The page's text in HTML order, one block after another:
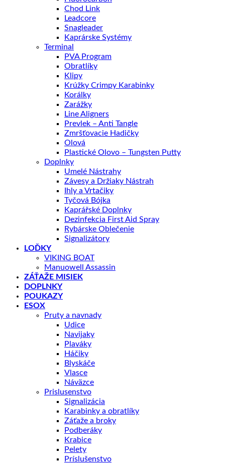
Chod Link
Leadcore
Snagleader
Kaprárske Systémy
Terminal
PVA Program
Obratlíky
Klipy
Krúžky Crimpy Karabinky
Korálky
Zarážky
Line Aligners
Prevlek – Anti Tangle
Zmršťovacie Hadičky
Olová
Plastické Olovo – Tungsten Putty
Doplnky
Umelé Nástrahy
Závesy a Držiaky Nástrah
Ihly a Vrtačiky
Tyčová Bójka
Kaprářské Doplnky
Dezinfekcia First Aid Spray
Rybárske Oblečenie
Signalizátory
LOĎKY
VIKING BOAT
Manuowell Assassin
ZÁŤAŽE MISIEK
DOPLNKY
POUKAZY
ESOX
Pruty a navnady
Udice
Navijaky
Plaváky
Háčiky
Blyskáče
Vlasce
Náväzce
Prislusenstvo
Signalizácia
Karabinky a obratlíky
Záťaže a broky
Podberáky
Krabice
Pelety
Príslušenstvo